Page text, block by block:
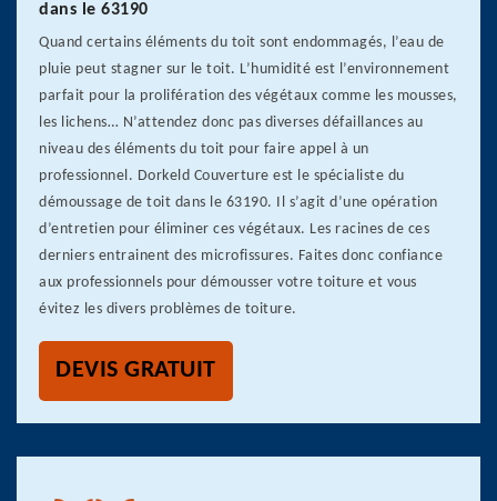
dans le 63190
Quand certains éléments du toit sont endommagés, l’eau de
pluie peut stagner sur le toit. L’humidité est l’environnement
parfait pour la prolifération des végétaux comme les mousses,
les lichens… N’attendez donc pas diverses défaillances au
niveau des éléments du toit pour faire appel à un
professionnel. Dorkeld Couverture est le spécialiste du
démoussage de toit dans le 63190. Il s’agit d’une opération
d’entretien pour éliminer ces végétaux. Les racines de ces
derniers entrainent des microfissures. Faites donc confiance
aux professionnels pour démousser votre toiture et vous
évitez les divers problèmes de toiture.
DEVIS GRATUIT